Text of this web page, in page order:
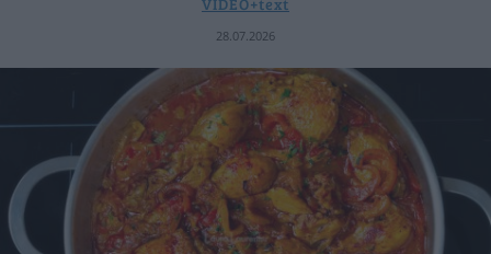
VIDEO+text
28.07.2026